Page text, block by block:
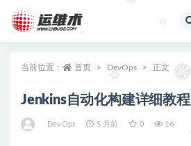
当前位置： 首页 DevOps 正文
Jenkins自动化构建详细教程
DevOps 5 月前 0 16